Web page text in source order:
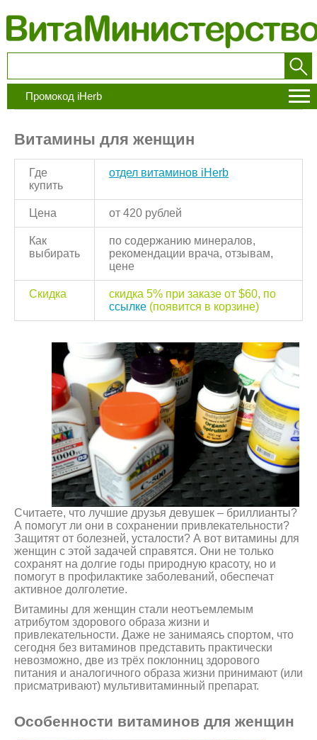
Промокод iHerb
Витамины для женщин
Где
купить
отдел витаминов iHerb
Цена от 420 рублей
Как
выбирать
по содержанию минералов,
рекомендации врача, отзывам,
цене
Скидка
скидка 5% при заказе от $60, по
ссылке (появится в корзине)
Считаете, что лучшие друзья девушек – бриллианты?
А помогут ли они в сохранении привлекательности?
Защитят от болезней, усталости? А вот витамины для
женщин с этой задачей справятся. Они не только
сохранят на долгие годы природную красоту, но и
помогут в профилактике заболеваний, обеспечат
активное долголетие.
Витамины для женщин стали неотъемлемым
атрибутом здорового образа жизни и
привлекательности. Даже не занимаясь спортом, что
сегодня без витаминов представить практически
невозможно, две из трёх поклонниц здорового
питания и аналогичного образа жизни принимают (или
присматривают) мультивитаминный препарат.
Особенности витаминов для женщин